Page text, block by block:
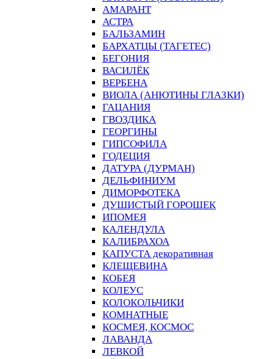
АМАРАНТ
АСТРА
БАЛЬЗАМИН
БАРХАТЦЫ (ТАГЕТЕС)
БЕГОНИЯ
ВАСИЛЁК
ВЕРБЕНА
ВИОЛА (АНЮТИНЫ ГЛАЗКИ)
ГАЦАНИЯ
ГВОЗДИКА
ГЕОРГИНЫ
ГИПСОФИЛА
ГОДЕЦИЯ
ДАТУРА (ДУРМАН)
ДЕЛЬФИНИУМ
ДИМОРФОТЕКА
ДУШИСТЫЙ ГОРОШЕК
ИПОМЕЯ
КАЛЕНДУЛА
КАЛИБРАХОА
КАПУСТА декоративная
КЛЕЩЕВИНА
КОБЕЯ
КОЛЕУС
КОЛОКОЛЬЧИКИ
КОМНАТНЫЕ
КОСМЕЯ, КОСМОС
ЛАВАНДА
ЛЕВКОЙ